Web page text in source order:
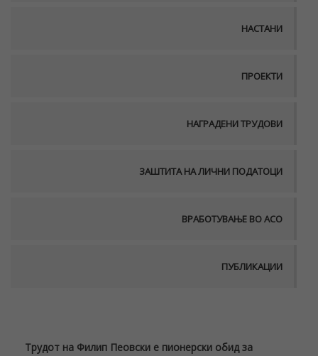
НАСТАНИ
ПРОЕКТИ
НАГРАДЕНИ ТРУДОВИ
ЗАШТИТА НА ЛИЧНИ ПОДАТОЦИ
ВРАБОТУВАЊЕ ВО АСО
ПУБЛИКАЦИИ
Трудот на Филип Пеовски е пионерски обид за